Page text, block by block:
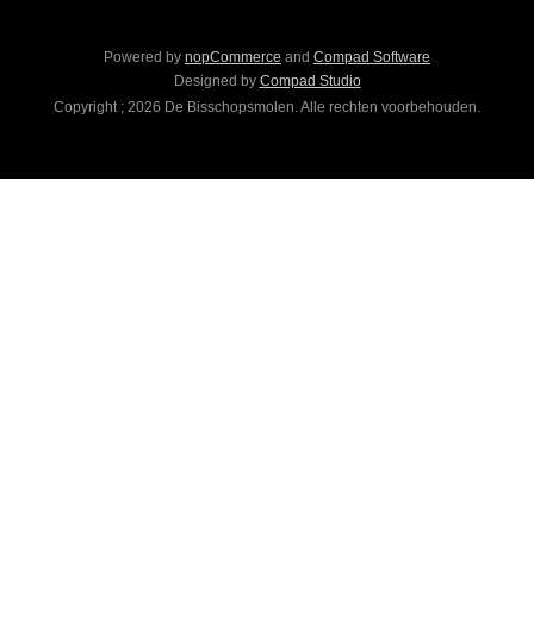
Powered by nopCommerce and Compad Software
Designed by Compad Studio
Copyright ; 2026 De Bisschopsmolen. Alle rechten voorbehouden.